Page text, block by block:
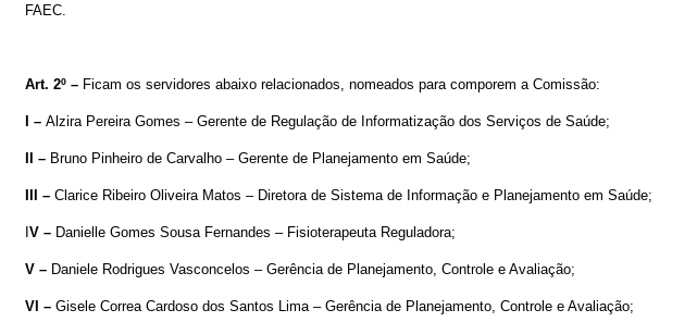
FAEC.
Art. 2º – Ficam os servidores abaixo relacionados, nomeados para comporem a Comissão:
I – Alzira Pereira Gomes – Gerente de Regulação de Informatização dos Serviços de Saúde;
II – Bruno Pinheiro de Carvalho – Gerente de Planejamento em Saúde;
III – Clarice Ribeiro Oliveira Matos – Diretora de Sistema de Informação e Planejamento em Saúde;
V – Danielle Gomes Sousa Fernandes – Fisioterapeuta Reguladora;
V – Daniele Rodrigues Vasconcelos – Gerência de Planejamento, Controle e Avaliação;
VI – Gisele Correa Cardoso dos Santos Lima – Gerência de Planejamento , Controle e Avaliação;